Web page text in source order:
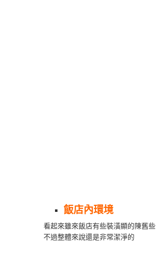
飯店內環境
看起來雖來飯店有些裝潢顯的陳舊些
不過整體來說還是非常潔淨的